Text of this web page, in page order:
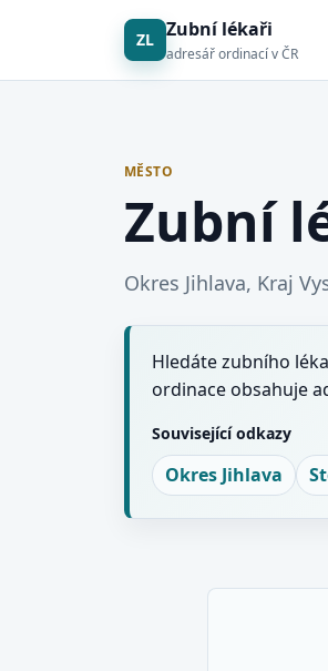
ZL Zubní lékaři
adresář ordinací v ČR
MĚSTO
Zubní
Okres Jihlava, Kraj
Hledáte zubního
ordinace obsahuje
Související odkazy
Okres Jihlava